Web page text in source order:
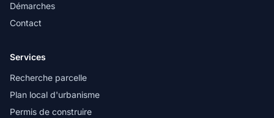
Démarches
Contact
Services
Recherche parcelle
Plan local d'urbanisme
Permis de construire